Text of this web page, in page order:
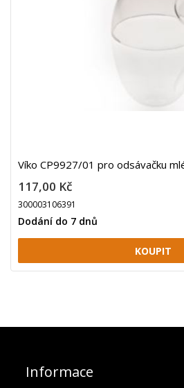
Víko CP9927/01 pro odsávačku
117,00 Kč
300003106391
Dodání do 7 dnů
Informace